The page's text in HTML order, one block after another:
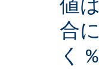
値
合
く